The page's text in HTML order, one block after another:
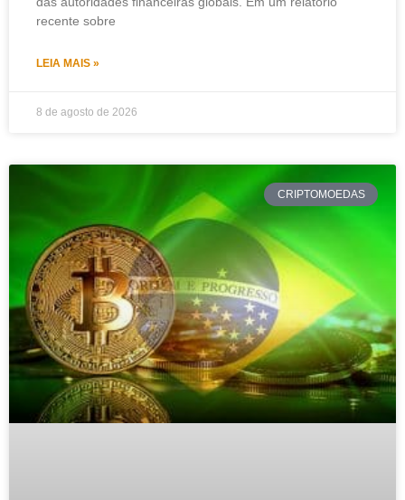
recente sobre
LEIA MAIS »
8 de agosto de 2026
CRIPTOMOEDAS